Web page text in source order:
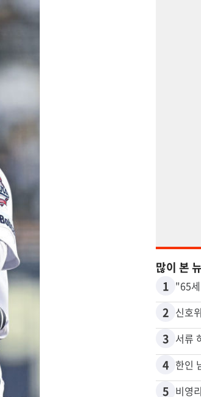
많이 본
1
2
3
4
5 비영